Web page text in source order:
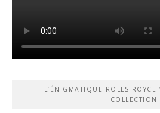
L’ÉNIGMATIQUE ROLLS-ROYCE
COLLECTION